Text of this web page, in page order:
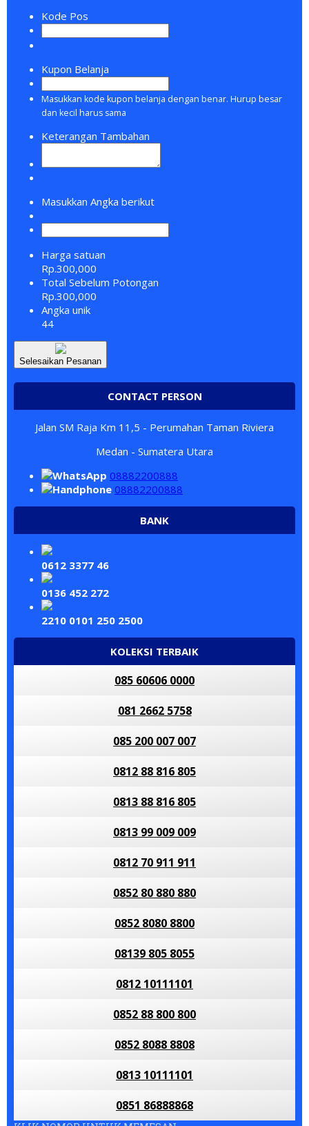
Kode Pos
Kupon Belanja
Masukkan kode kupon belanja dengan benar. Hurup besar
dan kecil harus sama
Keterangan Tambahan
Masukkan Angka berikut
Harga satuan
Rp.300,000
Total Sebelum Potongan
Rp.300,000
Angka unik
44
Selesaikan Pesanan
CONTACT PERSON
Jalan SM Raja Km 11,5 - Perumahan Taman Riviera
Medan - Sumatera Utara
08882200888
08882200888
BANK
0612 3377 46
0136 452 272
2210 0101 250 2500
KOLEKSI TERBAIK
085 60606 0000
081 2662 5758
085 200 007 007
0812 88 816 805
0813 88 816 805
0813 99 009 009
0812 70 911 911
0852 80 880 880
0852 8080 8800
08139 805 8055
0812 10111101
0852 88 800 800
0852 8088 8808
0813 10111101
0851 86888868